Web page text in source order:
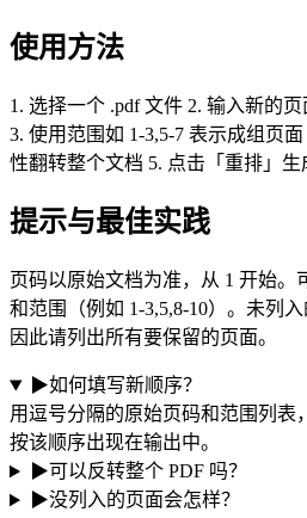
使用方法
1. 选择一个 .pdf 文件 2. 输入新的页
3. 使用范围如 1-3,5-7 表示成组页
性翻转整个文档 5. 点击「重排」生
提示与最佳实践
页码以原始文档为准，从 1 开始。
和范围（例如 1-3,5,8-10）。未列
因此请列出所有要保留的页面。
▶如何填写新顺序？
用逗号分隔的原始页码和范围列表
按该顺序出现在输出中。
▶可以反转整个 PDF 吗？
▶没列入的页面会怎样？